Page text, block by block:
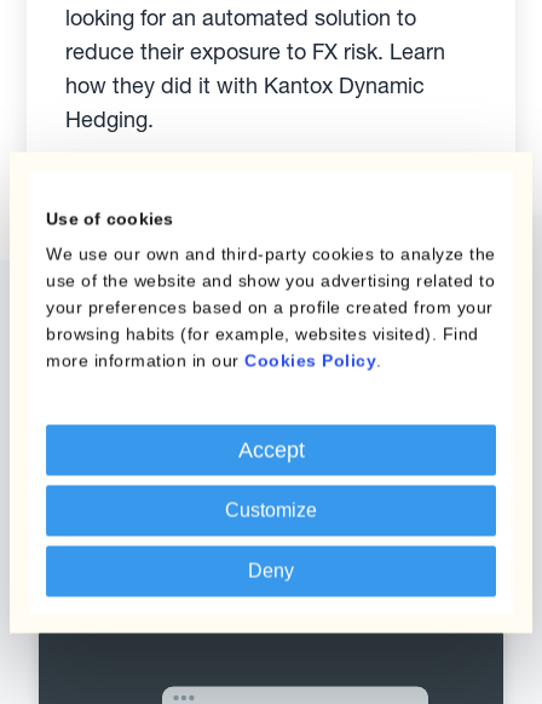
Use of cookies
We use our own and third-party cookies to analyze the
use of the website and show you advertising related to
your preferences based on a profile created from your
browsing habits (for example, websites visited). Find
more information in our Cookies Policy.
Accept
Customize
Deny
looking for an automated solution to
reduce their exposure to FX risk. Learn
how they did it with Kantox Dynamic
Hedging.
Start benefiting from
Currency Management
Automation
We enable businesses to start leveraging technology
to overcome complex FX challenges and achieve
their goals.